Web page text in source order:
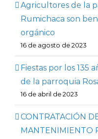
Agricultores de la
Rumichaca son
orgánico
16 de agosto de 2023
Fiestas por los 135
de la parroquia
16 de abril de 2023
CONTRATACIÓN
MANTENIMIENTO